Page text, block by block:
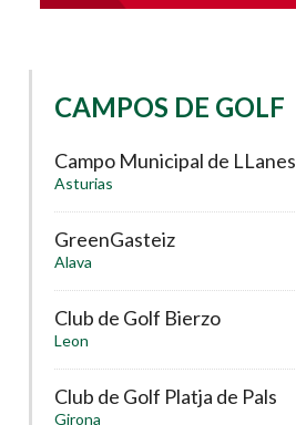
CAMPOS DE GOLF
Campo Municipal de LLanes
Asturias
GreenGasteiz
Alava
Club de Golf Bierzo
Leon
Club de Golf Platja de Pals
Girona